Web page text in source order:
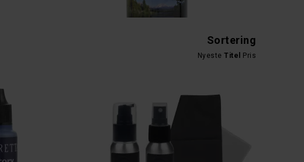
Sortering
Nyeste Titel Pris